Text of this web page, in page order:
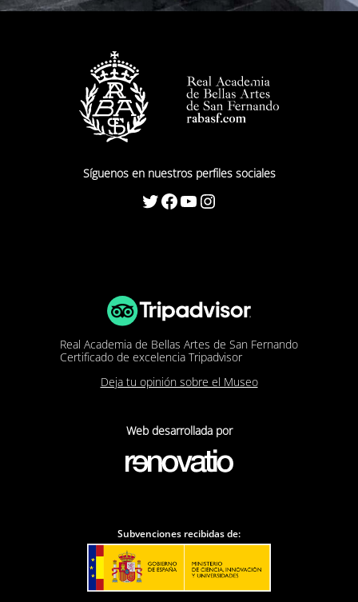
Síguenos en nuestros perfiles sociales
Twitter Facebook YouTube Instagram
Real Academia de Bellas Artes de San Fernando
Certificado de excelencia Tripadvisor
Deja tu opinión sobre el Museo
Web desarrollada por
Subvenciones recibidas de: